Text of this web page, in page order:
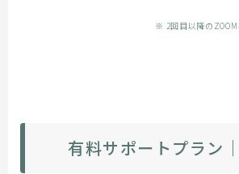
※ 2回目以降の
有料サポートプラン